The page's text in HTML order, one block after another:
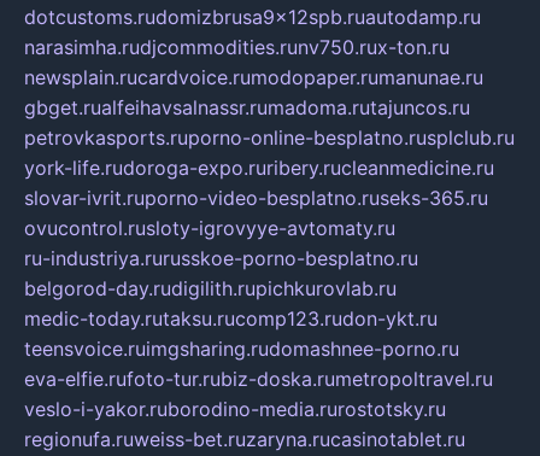
dotcustoms.rudomizbrusa9x12spb.ruautodamp.ru
narasimha.rudjcommodities.runv750.rux-ton.ru
newsplain.rucardvoice.rumodopaper.rumanunae.ru
gbget.rualfeihavsalnassr.rumadoma.rutajuncos.ru
petrovkasports.ruporno-online-besplatno.rusplclub.ru
york-life.rudoroga-expo.ruribery.rucleanmedicine.ru
slovar-ivrit.ruporno-video-besplatno.ruseks-365.ru
ovucontrol.rusloty-igrovyye-avtomaty.ru
ru-industriya.rurusskoe-porno-besplatno.ru
belgorod-day.rudigilith.rupichkurovlab.ru
medic-today.rutaksu.rucomp123.rudon-ykt.ru
teensvoice.ruimgsharing.rudomashnee-porno.ru
eva-elfie.rufoto-tur.rubiz-doska.rumetropoltravel.ru
veslo-i-yakor.ruborodino-media.rurostotsky.ru
regionufa.ruweiss-bet.ruzaryna.rucasinotablet.ru